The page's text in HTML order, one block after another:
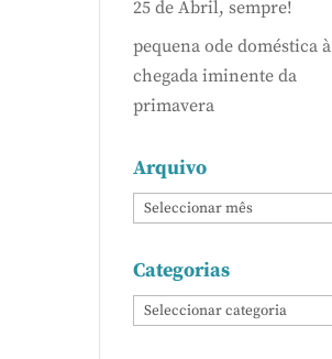
25 de Abril, sempre!
pequena ode doméstica à
chegada iminente da
primavera
Arquivo
Categorias